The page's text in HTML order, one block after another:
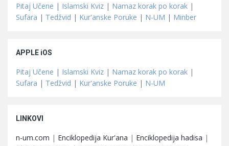
Pitaj Učene | Islamski Kviz | Namaz korak po korak |
Sufara | Tedžvid | Kur'anske Poruke | N-UM | Minber
APPLE iOS
Pitaj Učene | Islamski Kviz | Namaz korak po korak |
Sufara | Tedžvid | Kur'anske Poruke | N-UM
LINKOVI
n-um.com | Enciklopedija Kur'ana | Enciklopedija hadisa |